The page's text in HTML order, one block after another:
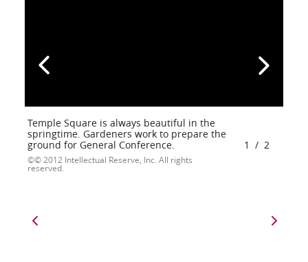
Temple Square is always beautiful in the
springtime. Gardeners work to prepare the
ground for General Conference.
© 2012 Intellectual Reserve, Inc. All rights
reserved.
1 / 2